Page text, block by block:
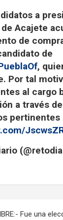
a
Acajete
de
de
,
Por tal
al cargo
a través
pertinentes
Fue una